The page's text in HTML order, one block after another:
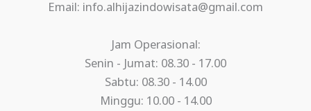
Email: info.alhijazindowisata@gmail.com
Jam Operasional:
Senin - Jumat: 08.30 - 17.00
Sabtu: 08.30 - 14.00
Minggu: 10.00 - 14.00